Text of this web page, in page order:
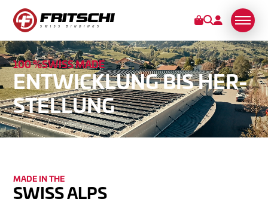
BINDUNGEN
KUNDENDIENST
STORIES
SWISS MADE
100 %SWISS MADE
ENT­WICK­LUNG­­­ BIS HER­
STEL­LUNG
MADE IN­ ­­­THE
SWISS ALPS